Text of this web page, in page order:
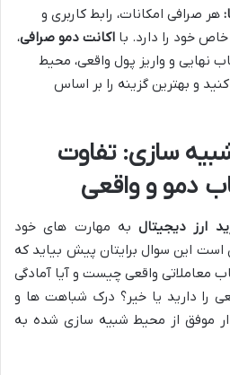
هر صرافی امکانات، رابط کاربری و
خود را دارد. با اکانت دمو صرافی،
نهایی و واریز پول واقعی، محیط
و بهترین گزینه را بر اساس
سازی: تفاوت
دمو و واقعی
ارز دیجیتالبه مهارت های خود
است این سوال برایتان پیش بیاید که
واقعی چیست و آیا آمادگی
را دارید یا خیر؟ درک شباهت ها و
موفق از محیط شبیه سازی شده به